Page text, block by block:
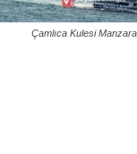
Çamlıca Kulesi